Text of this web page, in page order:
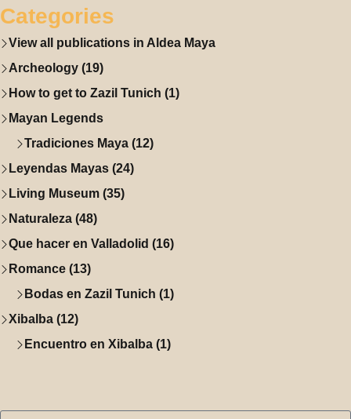
Categories
View all publications in Aldea Maya
Archeology (19)
How to get to Zazil Tunich (1)
Mayan Legends
Tradiciones Maya (12)
Leyendas Mayas (24)
Living Museum (35)
Naturaleza (48)
Que hacer en Valladolid (16)
Romance (13)
Bodas en Zazil Tunich (1)
Xibalba (12)
Encuentro en Xibalba (1)